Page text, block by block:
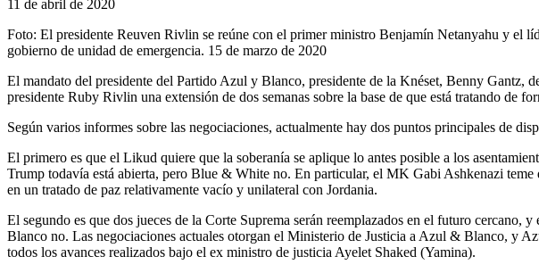
11 de abril de 2020
Foto: El presidente Reuven Rivlin se reúne con el primer ministro Benjamín Netanyahu y el
gobierno de unidad de emergencia. 15 de marzo de 2020
El mandato del presidente del Partido Azul y Blanco, presidente de la Knéset, Benny Gantz,
presidente Ruby Rivlin una extensión de dos semanas sobre la base de que está tratando de
Según varios informes sobre las negociaciones, actualmente hay dos puntos principales de
El primero es que el Likud quiere que la soberanía se aplique lo antes posible a los
Trump todavía está abierta, pero Blue & White no. En particular, el MK Gabi Ashkenazi
en un tratado de paz relativamente vacío y unilateral con Jordania.
El segundo es que dos jueces de la Corte Suprema serán reemplazados en el futuro cercano,
Blanco no. Las negociaciones actuales otorgan el Ministerio de Justicia a Azul & Blanco, y
todos los avances realizados bajo el ex ministro de justicia Ayelet Shaked (Yamina).